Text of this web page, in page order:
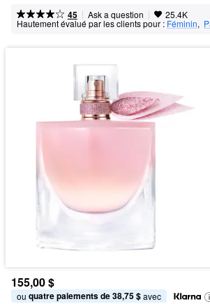
45 | Ask a question | 25.4K
Hautement évalué par les clients pour : Féminin,
155,00 $
ou quatre paiements de 38,75 $ avec